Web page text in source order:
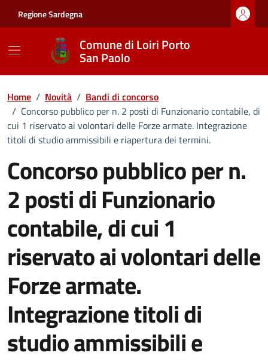
Regione Sardegna
Comune di Loiri Porto
San Paolo
Home / Novità / Bandi di concorso
/ Concorso pubblico per n. 2 posti di Funzionario contabile, di
cui 1 riservato ai volontari delle Forze armate. Integrazione
titoli di studio ammissibili e riapertura dei termini.
Concorso pubblico per n.
2 posti di Funzionario
contabile, di cui 1
riservato ai volontari delle
Forze armate.
Integrazione titoli di
studio ammissibili e